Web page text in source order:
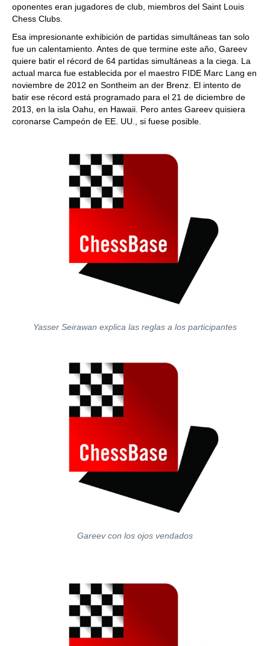
oponentes eran jugadores de club, miembros del Saint Louis
Chess Clubs.
Esa impresionante exhibición de partidas simultáneas tan solo
fue un calentamiento. Antes de que termine este año, Gareev
quiere batir el récord de 64 partidas simultáneas a la ciega. La
actual marca fue establecida por el maestro FIDE Marc Lang en
noviembre de 2012 en Sontheim an der Brenz. El intento de
batir ese récord está programado para el 21 de diciembre de
2013, en la isla Oahu, en Hawaii. Pero antes Gareev quisiera
coronarse Campeón de EE. UU., si fuese posible.
Yasser Seirawan explica las reglas a los participantes
Gareev con los ojos vendados